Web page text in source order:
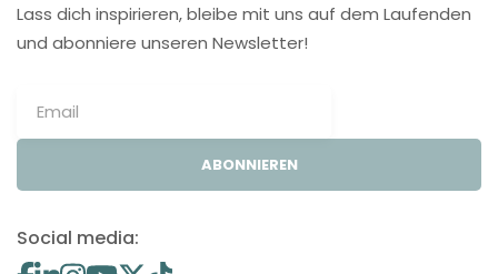
Lass dich inspirieren, bleibe mit uns auf dem Laufenden
und abonniere unseren Newsletter!
ABONNIEREN
Social media: